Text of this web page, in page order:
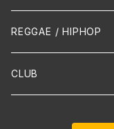
声楽
吹奏楽
REGGAE / HIPHOP
CLUB